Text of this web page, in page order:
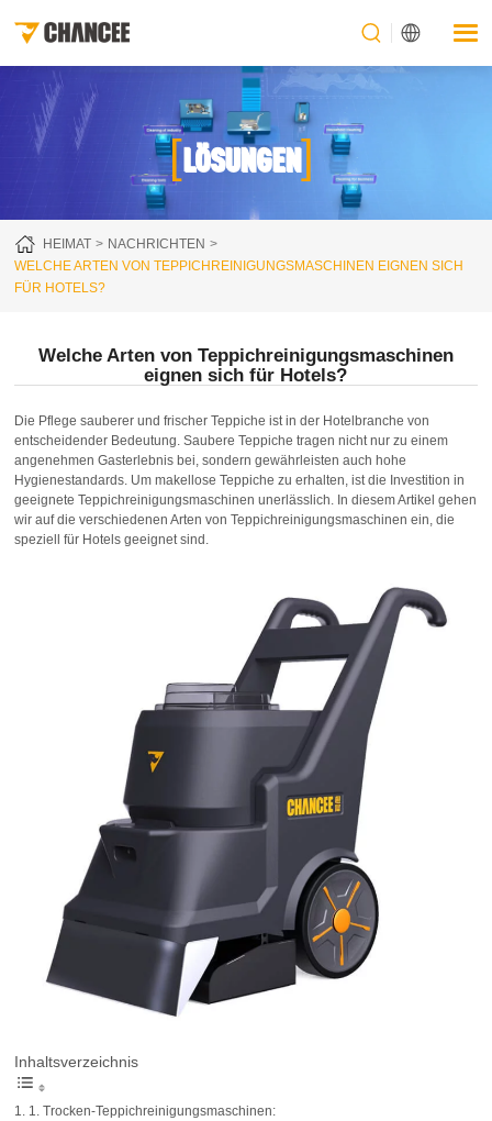
[LÖSUNGEN]
HEIMAT
NACHRICHTEN
WELCHE ARTEN VON TEPPICHREINIGUNGSMASCHINEN EIGNEN SICH
FÜR HOTELS?
Welche Arten von Teppichreinigungsmaschinen
eignen sich für Hotels?
Die Pflege sauberer und frischer Teppiche ist in der Hotelbranche von
entscheidender Bedeutung. Saubere Teppiche tragen nicht nur zu einem
angenehmen Gasterlebnis bei, sondern gewährleisten auch hohe
Hygienestandards. Um makellose Teppiche zu erhalten, ist die Investition in
geeignete Teppichreinigungsmaschinen unerlässlich. In diesem Artikel gehen
wir auf die verschiedenen Arten von Teppichreinigungsmaschinen ein, die
speziell für Hotels geeignet sind.
Inhaltsverzeichnis
1. Trocken-Teppichreinigungsmaschinen: